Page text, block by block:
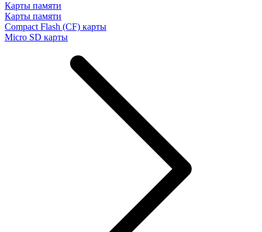
Карты памяти
Карты памяти
Compact Flash (CF) карты
Micro SD карты